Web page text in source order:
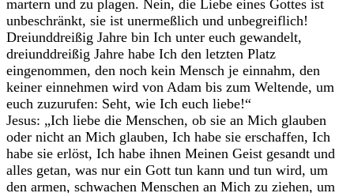
martern und zu plagen. Nein, die Liebe eines Gottes ist
unbeschränkt, sie ist unermeßlich und unbegreiflich!
Dreiunddreißig Jahre bin Ich unter euch gewandelt,
dreiunddreißig Jahre habe Ich den letzten Platz
eingenommen, den noch kein Mensch je einnahm, den
keiner einnehmen wird von Adam bis zum Weltende, um
euch zuzurufen: Seht, wie Ich euch liebe!“
Jesus: „Ich liebe die Menschen, ob sie an Mich glauben
oder nicht an Mich glauben, Ich habe sie erschaffen, Ich
habe sie erlöst, Ich habe ihnen Meinen Geist gesandt und
alles getan, was nur ein Gott tun kann und tun wird, um
den armen, schwachen Menschen an Mich zu ziehen, um